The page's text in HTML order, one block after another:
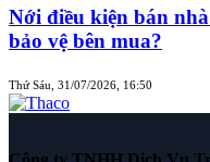
Nới điều kiện bán
bảo vệ bên mua?
Thứ Sáu, 31/07/2026, 16:50